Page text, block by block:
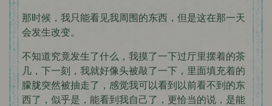
那时候，我只能看见我周围的东西，但是这在那一天
会发生改变。
不知道究竟发生了什么，我摸了一下过厅里摆着的茶
几，下一刻，我就好像头被敲了一下，里面填充着的
朦胧突然被抽走了，感觉我可以看到以前看不到的东
西了，似乎是，能看到我自己了，更恰当的说，是能